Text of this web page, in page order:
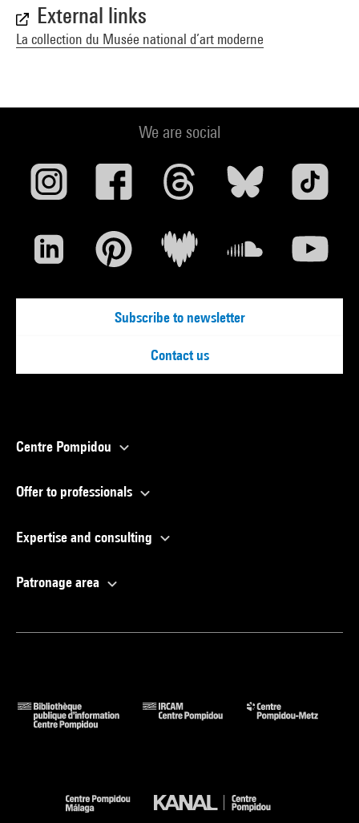
External links
La collection du Musée national d’art moderne
We are social
Subscribe to newsletter
Contact us
Centre Pompidou
Offer to professionals
Expertise and consulting
Patronage area